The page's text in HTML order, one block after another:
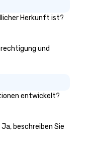
Herkunft ist?
und
entwickelt?
beschreiben Sie